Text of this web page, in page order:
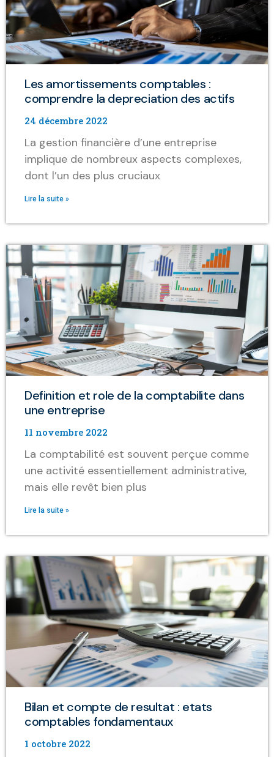
Les amortissements comptables :
comprendre la depreciation des actifs
24 décembre 2022
La gestion financière d’une entreprise
implique de nombreux aspects complexes,
dont l’un des plus cruciaux
Lire la suite »
Definition et role de la comptabilite dans
une entreprise
11 novembre 2022
La comptabilité est souvent perçue comme
une activité essentiellement administrative,
mais elle revêt bien plus
Lire la suite »
Bilan et compte de resultat : etats
comptables fondamentaux
1 octobre 2022